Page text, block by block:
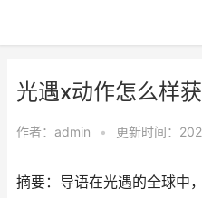
光遇x动作怎么样
作者： admin • 更新时间：
摘要：导语在光遇的全球中